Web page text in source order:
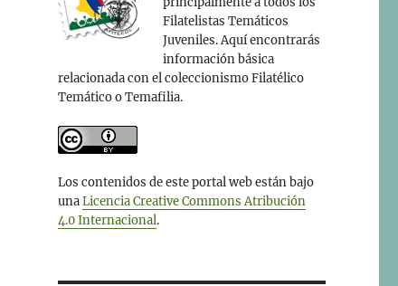
Filatelistas Temáticos
Juveniles. Aquí encontrarás
información básica
relacionada con el coleccionismo Filatélico
Temático o Temafilia.
Los contenidos de este portal web están bajo
unaLicencia Creative Commons Atribución
4.0 Internacional.